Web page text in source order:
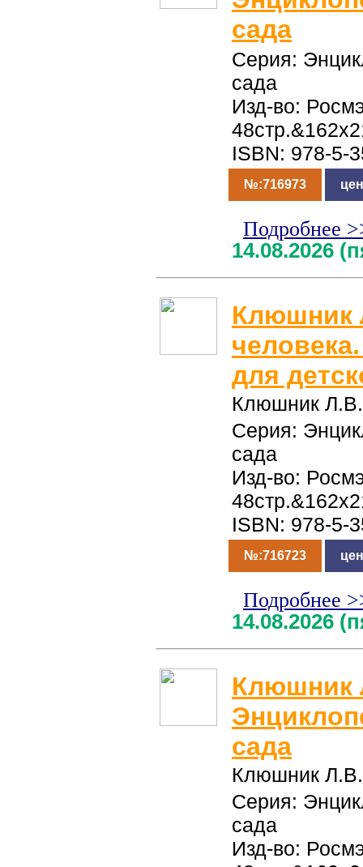
сада
Серия:
сада
Изд-во:
ISBN: 978-5-
№:716973
Подробнее
14.08.2026
Клюшник
для
Клюшник Л.В.
Серия:
сада
Изд-во:
ISBN: 978-5-
№:716723
Подробнее
14.08.2026
Клюшник
сада
Клюшник Л.В.
Серия:
сада
Изд-во: